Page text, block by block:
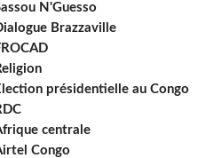
N'Guesso
Brazzaville
présidentielle au Congo
centrale
Congo